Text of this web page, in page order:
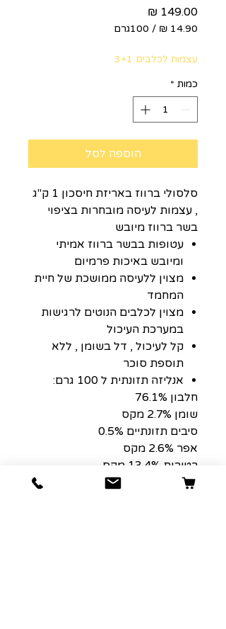
/ 100גרם
לכל
Grams
עצמות לכלבים 3+1
כמות *
הוספה לסל
סלסולי ברווז באריזת חיסכון 1 ק"ג
, עצמות לעיסה מובחרות בציפוי
בשר ברווז מיובש
עטופות בבשר ברווז אמיתי
ומיובש באיכות פרמיום
מצוין ללעיסה ממושכת של חיית
המחמד
מצוין לכלבים הנוטים לרגישות
במערכת העיכול
קל לעיכול , דל בשומן , ללא
תוספת סוכר
אנליזה תזונתית ל 100 גרם:
חלבון 76.1%
שומן 2.7% מקס
סיבים תזונתיים 0.5%
אפר 2.6% מקס
רטיבות 13.4% מקס
גודל כל עצם כ 5 אינץ